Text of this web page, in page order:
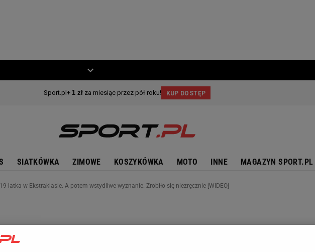
SIATKÓWKA ZIMOWE KOSZYKÓWKA MOTO INNE MAGAZYN SPORT.PL
latka w Ekstraklasie. A potem wstydliwe wyznanie. Zrobiło się niezręcznie [WIDEO]